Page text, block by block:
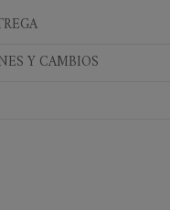
Y CAMBIOS